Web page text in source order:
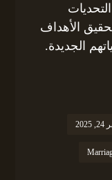
الأهداف
الجديدة.
2025